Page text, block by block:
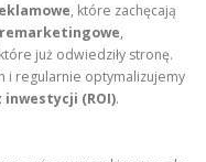
, które zachęcają
,
już odwiedziły stronę.
i regularnie optymalizujemy
(ROI).